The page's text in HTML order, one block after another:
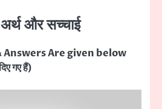
अर्थ और सच्चाई
Are given below
गए हैं)